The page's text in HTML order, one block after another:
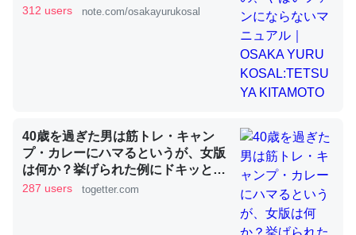
これを元に考えるとカルシウムを大量に使う脊椎動物と貝
類は苦労してるんだな…。腹足類だと殻を無くしてナメク
─ニュース :: 【研究発表】昆虫学の大問題＝「昆虫はなぜ海にいな
ウチもEchoを実家に置いて４年。でたまに覗いてる。ぼ
ちぼちRingも置こうかと画策中。あと、Googleマップで
位置情報を共有してる。電池残量や充電中かが分かるので
KITAMOTO
312 users note.com/osakayurukosal
40歳を過ぎた男は筋トレ・キャン
プ・カレーにハマるというが、女版
は何か？挙げられた例にドキッとす
る「当てはまって笑った」
287 users togetter.com